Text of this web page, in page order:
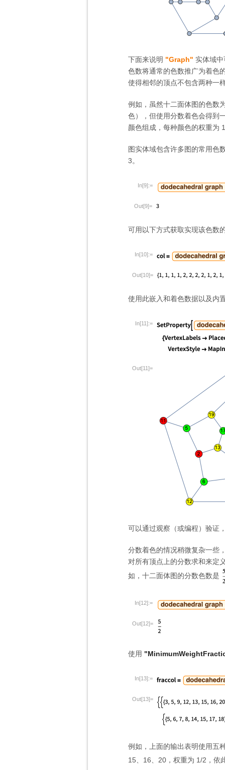
下面来说明 "Graph" 实体域
色数将通常的色数推广为着色
使得相邻的顶点不包含两种一
例如，虽然十二面体图的色数
色），但使用分数着色会得到
颜色组成，每种颜色的权重为
图实体域包含许多图的常用色
3。
In[9]:=
Out[9]=
可用以下方式获取实现该色数
In[10]:=
Out[10]=
使用此嵌入和着色数据以及内
In[11]:=
Out[11]=
可以通过观察（或编程）验证
分数着色的情况稍微复杂一些
对所有顶点上的分数求和来定
如，十二面体图的分数色数是
In[12]:=
Out[12]=
使用
In[13]:=
Out[13]=
例如，上面的输出表明使用五
15、16、20，权重为 1/2，依